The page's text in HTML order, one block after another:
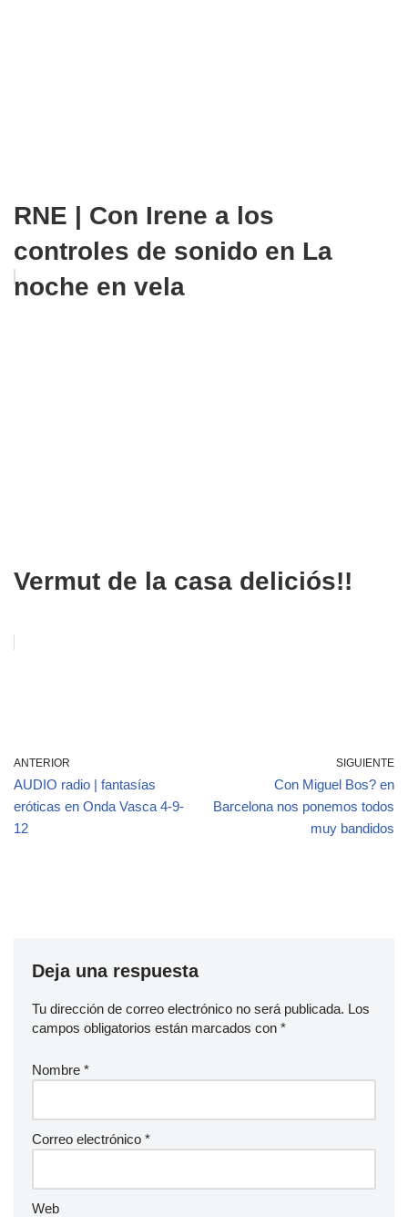
RNE | Con Irene a los
controles de sonido en La
noche en vela
Vermut de la casa deliciós!!
ANTERIOR
AUDIO radio | fantasías
eróticas en Onda Vasca 4-9-
12
SIGUIENTE
Con Miguel Bos? en
Barcelona nos ponemos todos
muy bandidos
Deja una respuesta
Tu dirección de correo electrónico no será publicada. Los
campos obligatorios están marcados con *
Nombre *
Correo electrónico *
Web